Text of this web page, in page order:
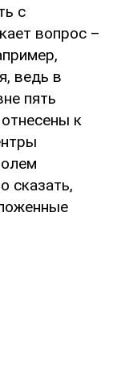
с
вопрос –
ведь в
пять
к
сказать,